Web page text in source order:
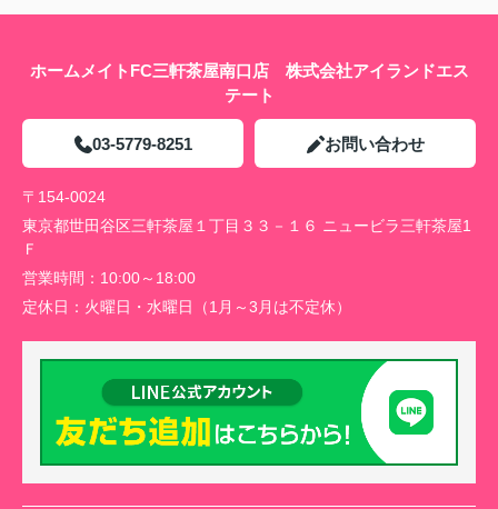
ホームメイトFC三軒茶屋南口店 株式会社アイランドエス
テート
03-5779-8251 お問い合わせ
〒154-0024
東京都世田谷区三軒茶屋１丁目３３－１６ ニュービラ三軒茶屋1
Ｆ
営業時間： 10:00～18:00
定休日： 火曜日・水曜日（1月～3月は不定休）